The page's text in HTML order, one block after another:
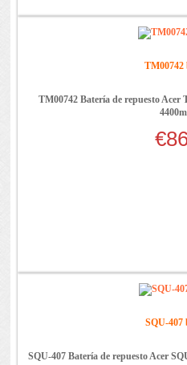
TM00742
TM00742 Batería de repuesto Acer
SQU-407
SQU-407 Batería de repuesto Acer